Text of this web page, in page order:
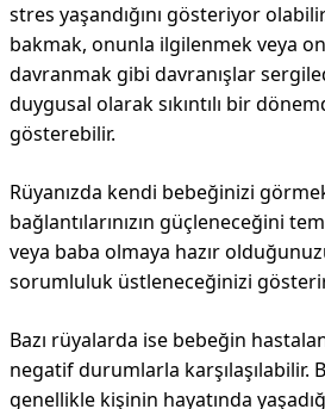
stres yaşandığını gösteriyor
bakmak, onunla ilgilenmek veya
davranmak gibi davranışlar
duygusal olarak sıkıntılı bir
gösterebilir.
Rüyanızda kendi bebeğinizi
bağlantılarınızın güçleneceğini
veya baba olmaya hazır
sorumluluk üstleneceğinizi
Bazı rüyalarda ise bebeğin
negatif durumlarla karşılaşılabilir.
genellikle kişinin hayatında